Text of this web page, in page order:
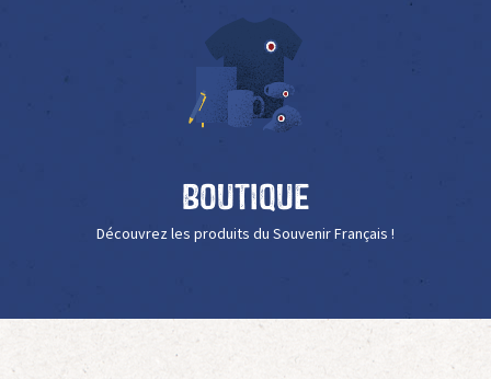
Boutique
Découvrez les produits du Souvenir Français !